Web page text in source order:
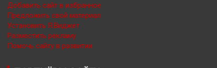
Добавить сайт в избранное
Предложить свой материал
Установить Я.Виджет
Разместить рекламу
Помочь сайту в развитии